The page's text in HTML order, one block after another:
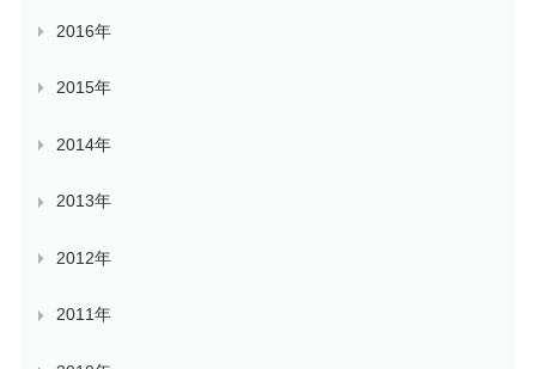
2016年
2015年
2014年
2013年
2012年
2011年